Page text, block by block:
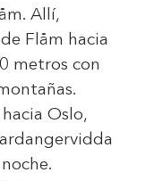
Allí,
Flåm hacia
metros con
Oslo,